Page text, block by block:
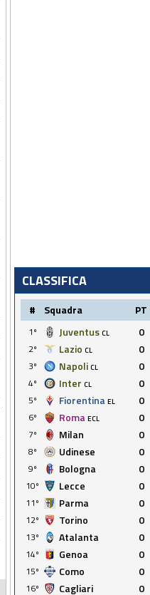
CLASSIFICA
# Squadra PT
1º Juventus CL 0
2º
Lazio CL 0
3º
Napoli CL 0
4º
Inter CL 0
5º
Fiorentina EL 0
6º
Roma ECL 0
7º
Milan 0
8º
Udinese 0
9º
Bologna 0
10º
Lecce 0
11º
Parma 0
12º
Torino 0
13º
Atalanta 0
14º
Genoa 0
15º
Como 0
16º
Cagliari 0